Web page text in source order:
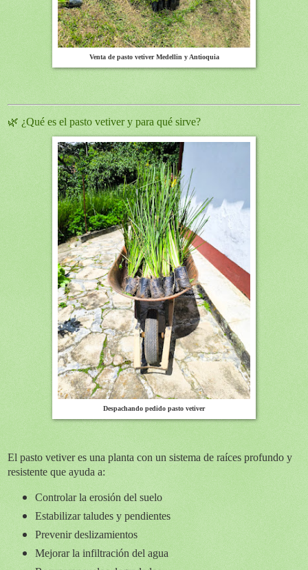
Venta de pasto vetiver Medellin y Antioquia
🌿 ¿Qué es el pasto vetiver y para qué sirve?
Despachando pedido pasto vetiver
El pasto vetiver es una planta con un sistema de raíces profundo y
resistente que ayuda a:
Controlar la erosión del suelo
Estabilizar taludes y pendientes
Prevenir deslizamientos
Mejorar la infiltración del agua